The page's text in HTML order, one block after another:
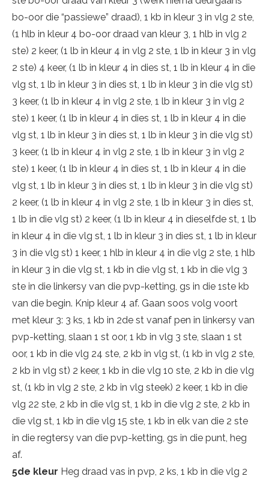
bo-oor die “passiewe” draad), 1 kb in kleur 3 in vlg 2 ste,
(1 hlb in kleur 4 bo-oor draad van kleur 3, 1 hlb in vlg 2
ste) 2 keer, (1 lb in kleur 4 in vlg 2 ste, 1 lb in kleur 3 in vlg
2 ste) 4 keer, (1 lb in kleur 4 in dies st, 1 lb in kleur 4 in die
vlg st, 1 lb in kleur 3 in dies st, 1 lb in kleur 3 in die vlg st)
3 keer, (1 lb in kleur 4 in vlg 2 ste, 1 lb in kleur 3 in vlg 2
ste) 1 keer, (1 lb in kleur 4 in dies st, 1 lb in kleur 4 in die
vlg st, 1 lb in kleur 3 in dies st, 1 lb in kleur 3 in die vlg st)
3 keer, (1 lb in kleur 4 in vlg 2 ste, 1 lb in kleur 3 in vlg 2
ste) 1 keer, (1 lb in kleur 4 in dies st, 1 lb in kleur 4 in die
vlg st, 1 lb in kleur 3 in dies st, 1 lb in kleur 3 in die vlg st)
2 keer, (1 lb in kleur 4 in vlg 2 ste, 1 lb in kleur 3 in dies st,
1 lb in die vlg st) 2 keer, (1 lb in kleur 4 in dieselfde st, 1 lb
in kleur 4 in die vlg st, 1 lb in kleur 3 in dies st, 1 lb in kleur
3 in die vlg st) 1 keer, 1 hlb in kleur 4 in die vlg 2 ste, 1 hlb
in kleur 3 in die vlg st, 1 kb in die vlg st, 1 kb in die vlg 3
ste in die linkersy van die pvp-ketting, gs in die 1ste kb
van die begin. Knip kleur 4 af. Gaan soos volg voort
met kleur 3: 3 ks, 1 kb in 2de st vanaf pen in linkersy van
pvp-ketting, slaan 1 st oor, 1 kb in vlg 3 ste, slaan 1 st
oor, 1 kb in die vlg 24 ste, 2 kb in vlg st, (1 kb in vlg 2 ste,
2 kb in vlg st) 2 keer, 1 kb in die vlg 10 ste, 2 kb in die vlg
st, (1 kb in vlg 2 ste, 2 kb in vlg steek) 2 keer, 1 kb in die
vlg 22 ste, 2 kb in die vlg st, 1 kb in die vlg 2 ste, 2 kb in
die vlg st, 1 kb in die vlg 15 ste, 1 kb in elk van die 2 ste
in die regtersy van die pvp-ketting, gs in die punt, heg
af.
5de kleur Heg draad vas in pvp, 2 ks, 1 kb in die vlg 2